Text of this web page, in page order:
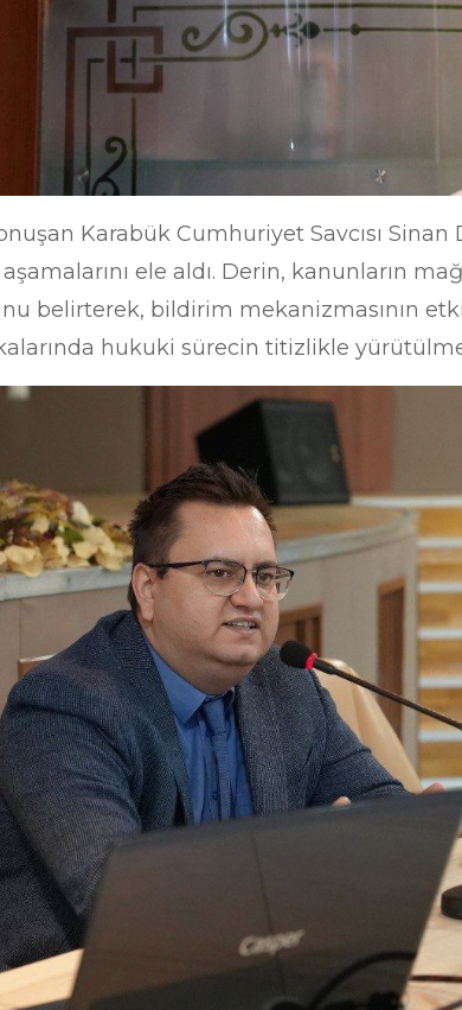
Karabük Cumhuriyet Savcısı
ele aldı. Derin, kanunların
belirterek, bildirim mekanizmasının
hukuki sürecin titizlikle